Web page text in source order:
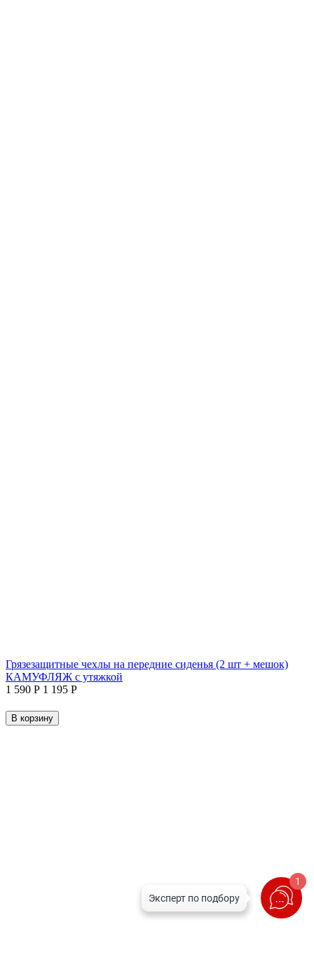
Грязезащитные чехлы на передние сиденья (2 шт + мешок)
КАМУФЛЯЖ с утяжкой
1 590 Р 1 195 Р
В корзину
1